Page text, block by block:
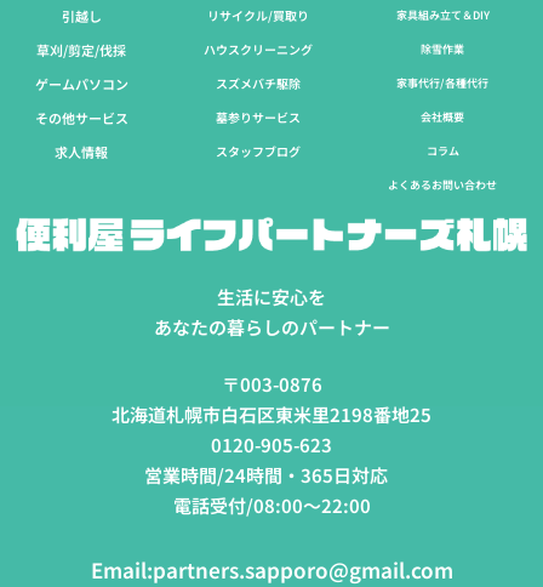
引越し
草刈/剪定/伐採​
ゲームパソコン
その他サービス
求人情報
リサイクル/買取り
ハウスクリーニング
スズメバチ駆除
墓参りサービス
スタッフブログ
家具組み立て＆DIY
除雪作業
家事代行/各種代行
会社概要
コラム
よくあるお問い合わせ
生活に安心を
あなたの暮らしのパートナー
〒003-0876
北海道札幌市白石区東米里2198番地25
0120-905-623
営業時間/24時間・365日対応
電話受付/08:00～22:00
Email:partners.sapporo@gmail.com